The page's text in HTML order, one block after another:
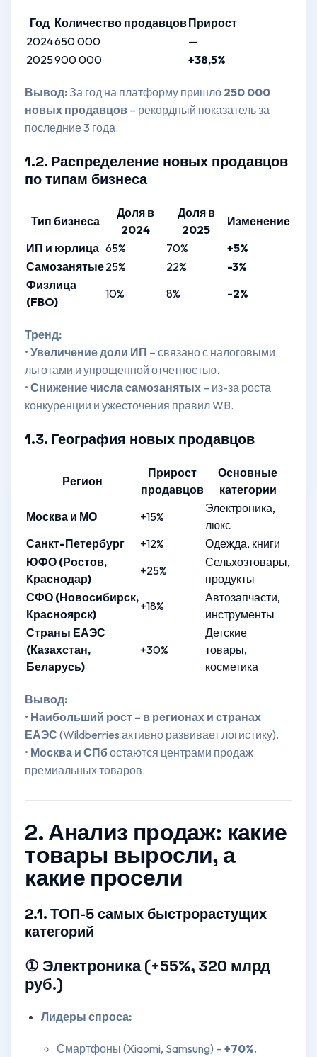
Год Количество продавцовПрирост
2024650 000
—
2025900 000 +38,5%
Вывод: За год на платформу пришло 250 000
новых продавцов – рекордный показатель за
последние 3 года.
1.2. Распределение новых продавцов
по типам бизнеса
Тип бизнеса
Доля в
2024
Доля в
2025
Изменение
ИП и юрлица 65% 70%
+5%
Самозанятые25% 22%
-3%
Физлица
(FBO)
10% 8% -2%
Тренд:
•Увеличение доли ИП – связано с налоговыми
льготами и упрощенной отчетностью.
•Снижение числа самозанятых – из-за роста
конкуренции и ужесточения правил WB.
1.3. География новых продавцов
Регион
Прирост
продавцов
Основные
категории
Москва и МО
+15%
Электроника,
люкс
Санкт-Петербург
+12%
Одежда, книги
ЮФО (Ростов,
Краснодар)
+25%
Сельхозтовары,
продукты
СФО (Новосибирск,
Красноярск)
+18%
Автозапчасти,
инструменты
Страны ЕАЭС
(Казахстан,
Беларусь)
+30%
Детские
товары,
косметика
Вывод:
• Наибольший рост – в регионах и странах
ЕАЭС (Wildberries активно развивает логистику).
• Москва и СПбостаются центрами продаж
премиальных товаров.
2. Анализ продаж: какие
товары выросли, а
какие просели
2.1. ТОП-5 самых быстрорастущих
категорий
① Электроника (+55%, 320 млрд
руб.)
Лидеры спроса:
Смартфоны (Xiaomi, Samsung) – +70%.